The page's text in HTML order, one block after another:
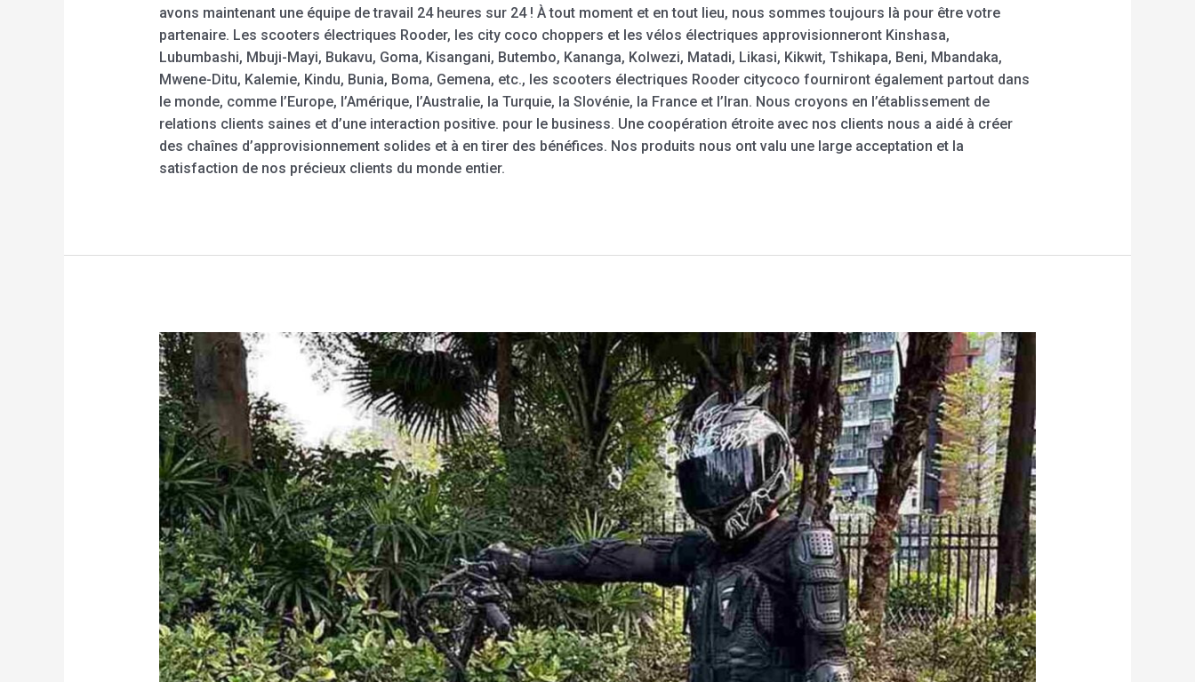
avons maintenant une équipe de travail 24 heures sur 24 ! À tout moment et en tout lieu, nous sommes toujours là pour être votre
partenaire. Les scooters électriques Rooder, les city coco choppers et les vélos électriques approvisionneront Kinshasa,
Lubumbashi, Mbuji-Mayi, Bukavu, Goma, Kisangani, Butembo, Kananga, Kolwezi, Matadi, Likasi, Kikwit, Tshikapa, Beni, Mbandaka,
Mwene-Ditu, Kalemie, Kindu, Bunia, Boma, Gemena, etc., les scooters électriques Rooder citycoco fourniront également partout dans
le monde, comme l’Europe, l’Amérique, l’Australie, la Turquie, la Slovénie, la France et l’Iran. Nous croyons en l’établissement de
relations clients saines et d’une interaction positive. pour le business. Une coopération étroite avec nos clients nous a aidé à créer
des chaînes d’approvisionnement solides et à en tirer des bénéfices. Nos produits nous ont valu une large acceptation et la
satisfaction de nos précieux clients du monde entier.